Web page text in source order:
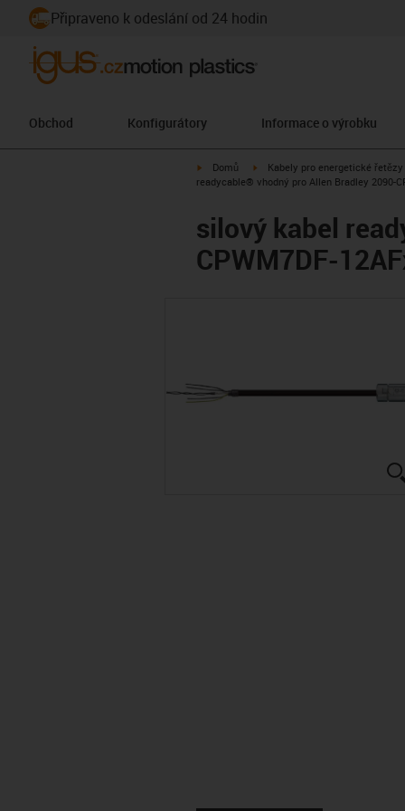
Připraveno k odeslání od 24 hodin
Obchod Konfigurátory Informace o výrobku
igus-icon-arrow-right
Domů igus-icon-arrow-right
Kabely pro energetické řetězy
readycable® vhodný pro Allen Bradley 2090-
silový kabel
CPWM7DF-